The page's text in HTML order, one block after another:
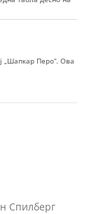
Спилберг